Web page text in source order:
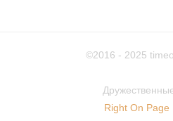
©2016 - 2025
Right On Page